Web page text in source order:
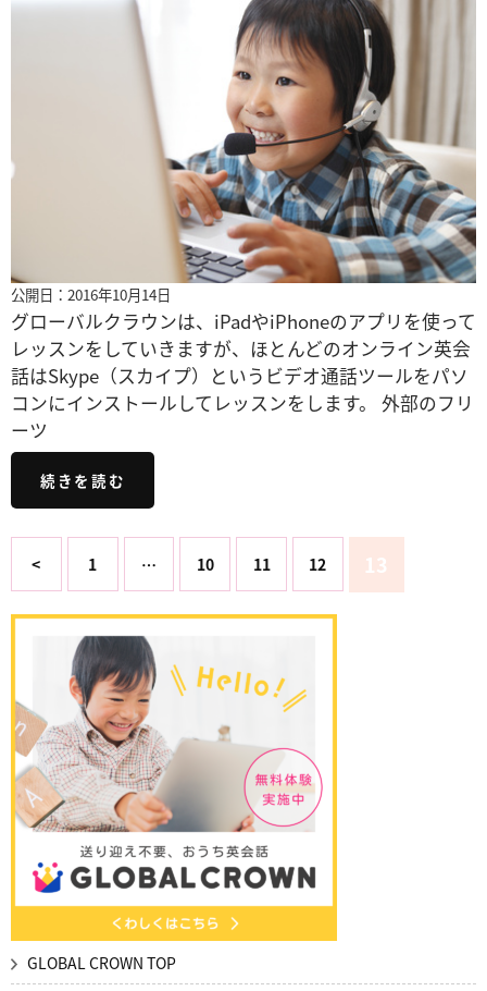
公開日：2016年10月14日
グローバルクラウンは、iPadやiPhoneのアプリを使って
レッスンをしていきますが、ほとんどのオンライン英会
話はSkype（スカイプ）というビデオ通話ツールをパソ
コンにインストールしてレッスンをします。 外部のフリ
ーツ
続きを読む
< 1 … 10 11 12 13
GLOBAL CROWN TOP